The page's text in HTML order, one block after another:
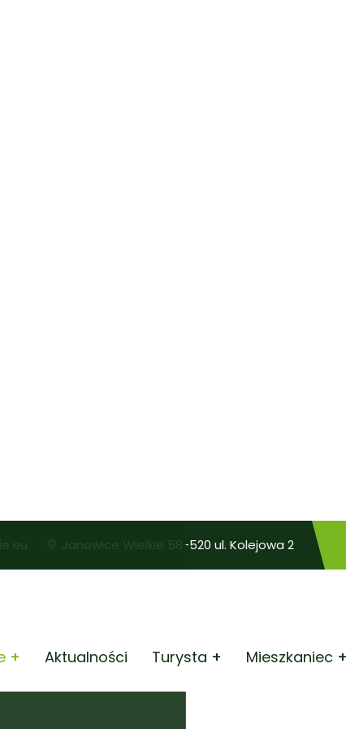
Janowice Wielkie 58-520 ul. Kolejowa 2
Aktualności Turysta Mieszkaniec